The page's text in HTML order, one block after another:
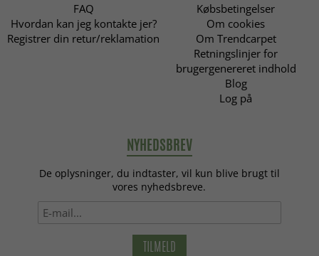
FAQ
Hvordan kan jeg kontakte jer?
Registrer din retur/reklamation
Købsbetingelser
Om cookies
Om Trendcarpet
Retningslinjer for
brugergenereret indhold
Blog
Log på
NYHEDSBREV
De oplysninger, du indtaster, vil kun blive brugt til
vores nyhedsbreve.
TILMELD